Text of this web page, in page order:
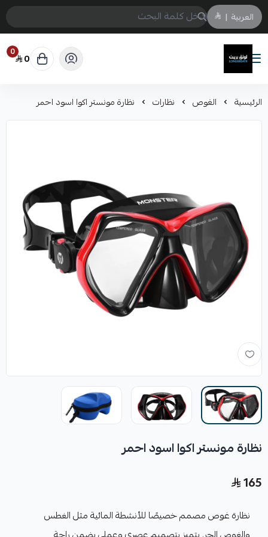
العربية |
لونق بريث
0 0
الرئيسية الغوص نظارات نظارة مونستر اكوا اسود احمر
نظارة مونستر اكوا اسود احمر
165
نظارة غوص مصمم خصيصًا للأنشطة المائية مثل الغطس